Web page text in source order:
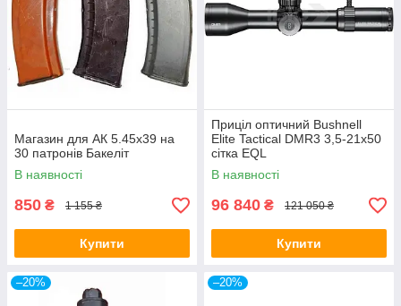
Магазин для АК 5.45х39 на
30 патронів Бакеліт
В наявності
850 ₴ 1 155 ₴
Купити
Приціл оптичний Bushnell
Elite Tactical DMR3 3,5-21x50
сітка EQL
В наявності
96 840 ₴ 121 050 ₴
Купити
–20% –20%